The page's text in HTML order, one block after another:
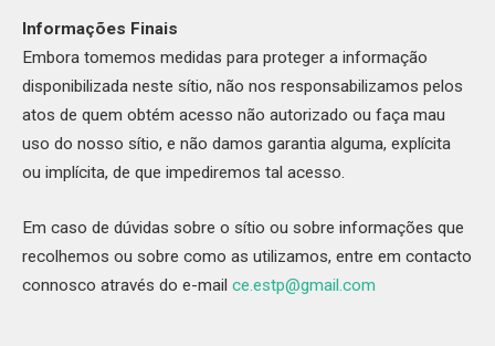
Informações Finais
Embora tomemos medidas para proteger a informação
disponibilizada neste sítio, não nos responsabilizamos pelos
atos de quem obtém acesso não autorizado ou faça mau
uso do nosso sítio, e não damos garantia alguma, explícita
ou implícita, de que impediremos tal acesso.
Em caso de dúvidas sobre o sítio ou sobre informações que
recolhemos ou sobre como as utilizamos, entre em contacto
connosco através do e-mail ce.estp@gmail.com